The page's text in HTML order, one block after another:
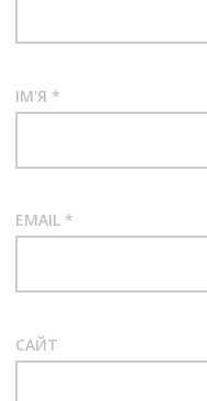
ІМ'Я *
EMAIL *
САЙТ